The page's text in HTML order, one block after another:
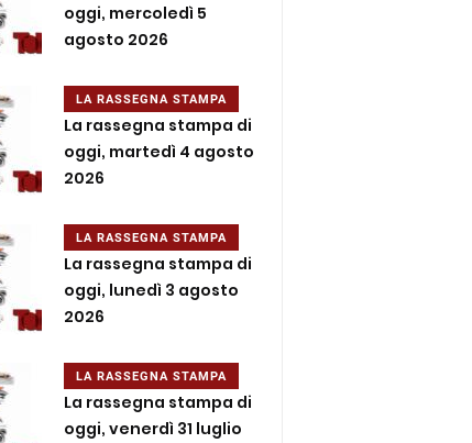
oggi, mercoledì 5
agosto 2026
LA RASSEGNA STAMPA
La rassegna stampa di
oggi, martedì 4 agosto
2026
LA RASSEGNA STAMPA
La rassegna stampa di
oggi, lunedì 3 agosto
2026
LA RASSEGNA STAMPA
La rassegna stampa di
oggi, venerdì 31 luglio